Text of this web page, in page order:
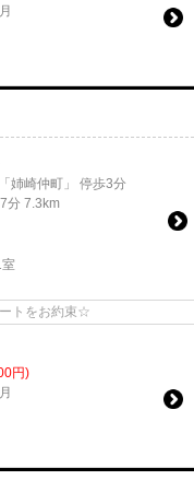
姉崎仲町」 停歩3分
分 7.3km
室
トをお約束☆
円)